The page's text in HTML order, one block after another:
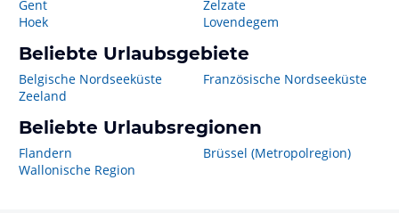
Gent
Hoek
Zelzate
Lovendegem
Beliebte Urlaubsgebiete
Belgische Nordseeküste
Zeeland
Französische Nordseeküste
Beliebte Urlaubsregionen
Flandern
Wallonische Region
Brüssel (Metropolregion)